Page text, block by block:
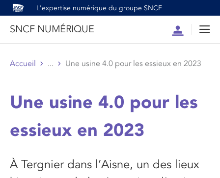
L'expertise numérique du groupe SNCF
SNCF NUMÉRIQUE
Compte
Accueil ... Une usine 4.0 pour les essieux en 2023
Une usine 4.0 pour les
essieux en 2023
À Tergnier dans l’Aisne, un des lieux